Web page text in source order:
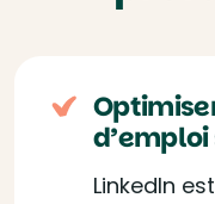
LinkedIn